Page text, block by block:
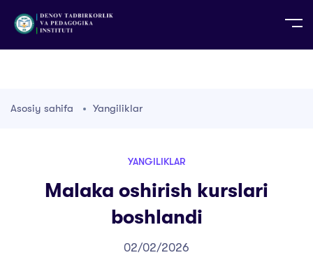
TG TR
Asosiy sahifa Yangiliklar
YANGILIKLAR
Malaka oshirish kurslari
boshlandi
02/02/2026